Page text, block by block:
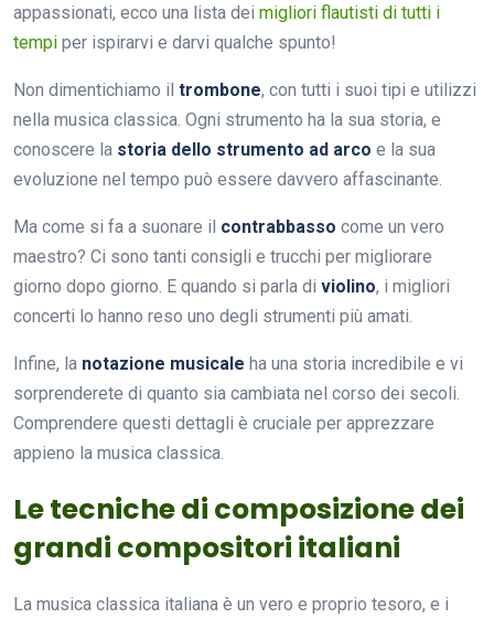
appassionati, ecco una lista dei migliori flautisti di tutti i
tempi per ispirarvi e darvi qualche spunto!
Non dimentichiamo il trombone, con tutti i suoi tipi e utilizzi
nella musica classica. Ogni strumento ha la sua storia, e
conoscere la storia dello strumento ad arco e la sua
evoluzione nel tempo può essere davvero affascinante.
Ma come si fa a suonare il contrabbasso come un vero
maestro? Ci sono tanti consigli e trucchi per migliorare
giorno dopo giorno. E quando si parla di violino, i migliori
concerti lo hanno reso uno degli strumenti più amati.
Infine, la notazione musicale ha una storia incredibile e vi
sorprenderete di quanto sia cambiata nel corso dei secoli.
Comprendere questi dettagli è cruciale per apprezzare
appieno la musica classica.
Le tecniche di composizione dei
grandi compositori italiani
La musica classica italiana è un vero e proprio tesoro, e i